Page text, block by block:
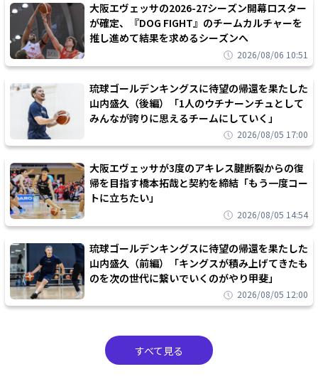
大阪エヴェッサの2026-27シーズン開幕ロスター
が確定、『DOG FIGHT』のチームカルチャーを
推し進めて結果を求めるシーズンへ
2026/08/06 10:51
琉球ゴールデンキングスに待望の帰還を果たした
山内盛久（後編）「1人のウチナーンチュとして
みんなが誇りに思えるチームにしていく」
2026/08/05 17:00
大阪エヴェッサが3度のアキレス腱断裂からの復
帰を目指す橋本拓哉と契約を締結「もう一度コー
トに立ちたい」
2026/08/05 14:54
琉球ゴールデンキングスに待望の帰還を果たした
山内盛久（前編）「キングスが積み上げてきたも
のを次の世代に繋いでいくのがやり甲斐」
2026/08/05 12:00
すべて見る